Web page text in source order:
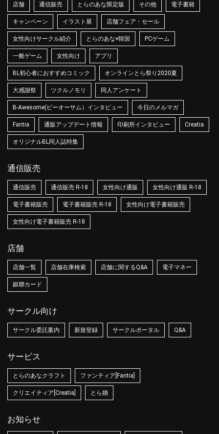
店舗 通信販売 とらのあな限定版 その他 電子書籍
キャンペーン イラスト展 店舗フェア・セール
女性向けサークル紹介 とらのあな×韓国 PCゲーム
一般ゲーム 女性向け アプリ
BL初心者におすすめコミック オンラインとら祭り2020夏
大感謝祭 ツクルノモリ 同人アンケート
B-Awesome(ビーオーサム）インタビュー 今日のメルマガ
Fantia 通販アップデート情報 印刷所インタビュー Creatia
オリジナルBL同人誌特集
通信販売
通信販売 通信販売 R-18 女性向け通販 女性向け通販 R-18
電子書籍販売 電子書籍販売 R-18 女性向け電子書籍販売
女性向け電子書籍販売 R-18
店舗
店舗一覧 店舗在庫検索 店舗に関するQ&A 電子マネー
銀聯カード
サークル向け
サークル委託案内 新規登録 サークルポータル Q&A
サービス
とらのあなクラフト ファンティア[Fantia]
クリエイティア[Creatia] とら婚
お知らせ